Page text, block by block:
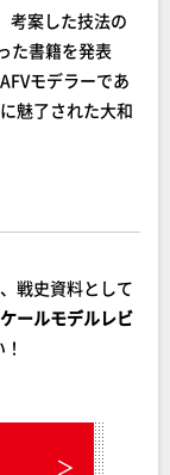
考案した技法の
た書籍を発表
モデラーであ
魅了された大和
戦史資料として
ールモデルレビ